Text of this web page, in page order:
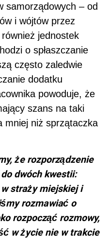
samorządowych – od
i wójtów przez
jednostek
o spłaszczanie
często zaledwie
dodatku
powoduje, że
szans na taki
mniej niż sprzątaczka
że rozporządzenie
dwóch kwestii:
straży miejskiej i
rozmawiać o
rozpocząć rozmowy,
w życie nie w trakcie